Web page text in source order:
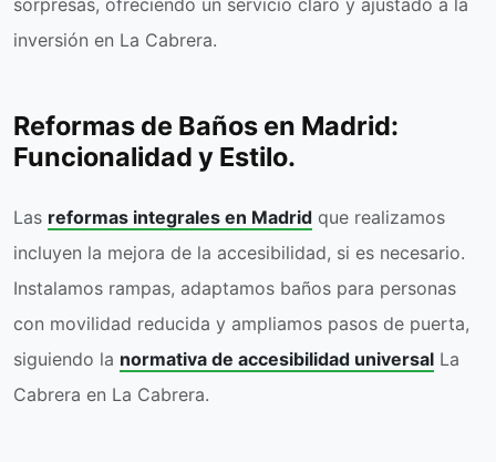
inversión en La Cabrera.
Reformas de Baños en Madrid:
Funcionalidad y Estilo.
Las reformas integrales en Madrid que realizamos
incluyen la mejora de la accesibilidad, si es necesario.
Instalamos rampas, adaptamos baños para personas
con movilidad reducida y ampliamos pasos de puerta,
siguiendo la normativa de accesibilidad universal La
Cabrera en La Cabrera.